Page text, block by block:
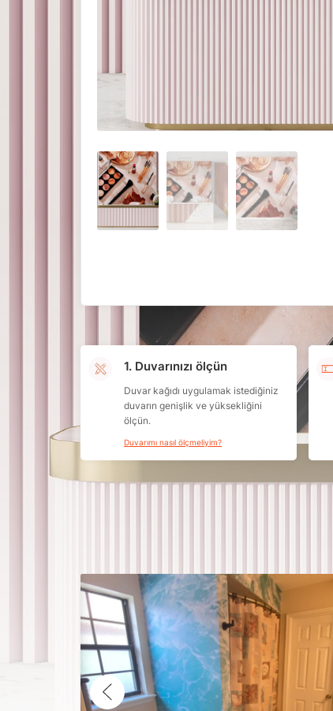
1. Duvarınızı ölçün
Duvar kağıdı uygulamak istediğiniz
duvarın genişlik ve yüksekliğini
ölçün.
Duvarımı nasıl ölçmeliyim?